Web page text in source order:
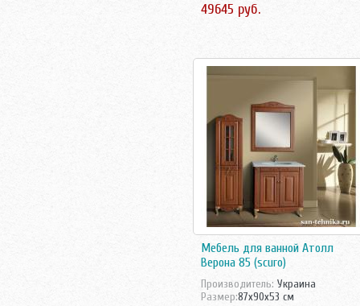
49645 руб.
Мебель для ванной Атолл
Верона 85 (scuro)
Производитель: Украина
Размер:87x90x53 см